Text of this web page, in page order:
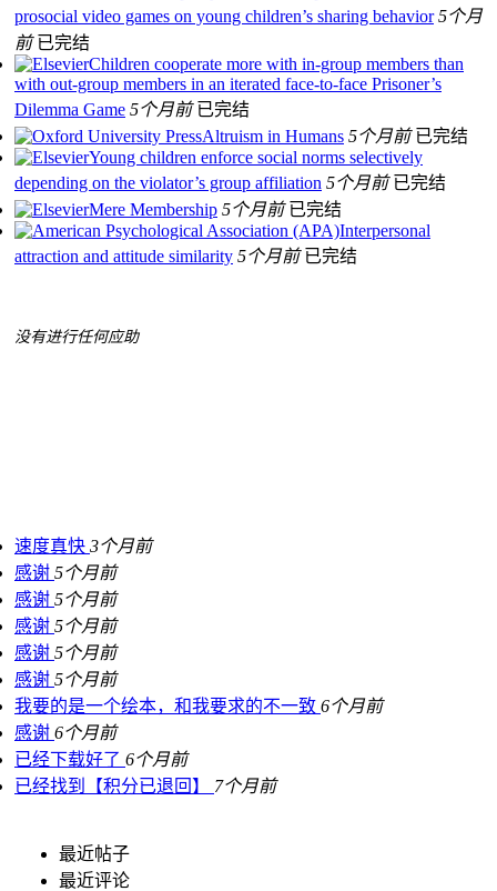
prosocial video games on young children’s sharing behavior 5个月
前 已完结
Children cooperate more with in-group members than
with out-group members in an iterated face-to-face Prisoner’s
Dilemma Game 5个月前 已完结
Altruism in Humans 5个月前 已完结
Young children enforce social norms selectively
depending on the violator’s group affiliation 5个月前 已完结
Mere Membership 5个月前 已完结
Interpersonal
attraction and attitude similarity 5个月前 已完结
没有进行任何应助
速度真快 3个月前
感谢 5个月前
感谢 5个月前
感谢 5个月前
感谢 5个月前
感谢 5个月前
我要的是一个绘本，和我要求的不一致 6个月前
感谢 6个月前
已经下载好了 6个月前
已经找到【积分已退回】 7个月前
最近帖子
最近评论